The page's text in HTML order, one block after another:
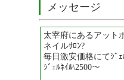
メッセージ
太宰府にあるアット
ネイルｻﾛﾝ?
毎日激安価格にてｼﾞ
ｼﾞｪﾙﾈｲﾙ\2500〜